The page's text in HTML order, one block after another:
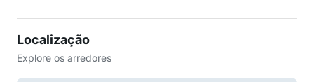
Localização
Explore os arredores